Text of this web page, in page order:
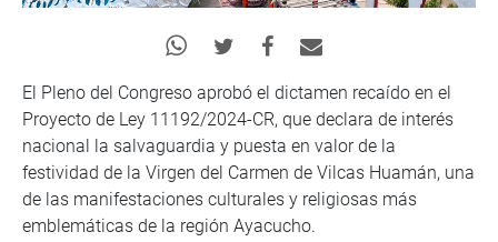
El Pleno del Congreso aprobó el dictamen recaído en el
Proyecto de Ley 11192/2024-CR, que declara de interés
nacional la salvaguardia y puesta en valor de la
festividad de la Virgen del Carmen de Vilcas Huamán, una
de las manifestaciones culturales y religiosas más
emblemáticas de la región Ayacucho.